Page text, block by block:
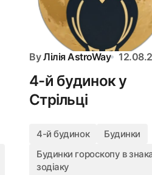
By Лілія AstroWay
4-й будинок у
Стрільці
4-й будинок
Будинки
Будинки гороскопу в
зодіаку